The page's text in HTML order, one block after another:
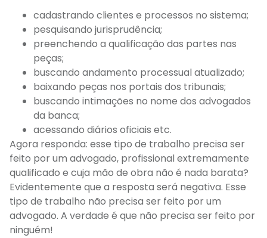
cadastrando clientes e processos no sistema;
pesquisando jurisprudência;
preenchendo a qualificação das partes nas
peças;
buscando andamento processual atualizado;
baixando peças nos portais dos tribunais;
buscando intimações no nome dos advogados
da banca;
acessando diários oficiais etc.
Agora responda: esse tipo de trabalho precisa ser
feito por um advogado, profissional extremamente
qualificado e cuja mão de obra não é nada barata?
Evidentemente que a resposta será negativa. Esse
tipo de trabalho não precisa ser feito por um
advogado. A verdade é que não precisa ser feito por
ninguém!